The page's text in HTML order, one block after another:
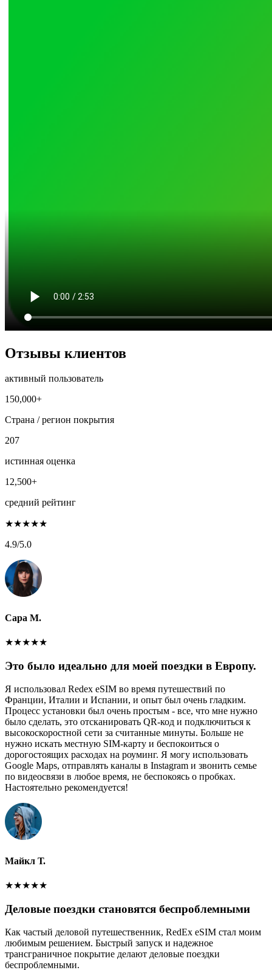
Отзывы клиентов
активный пользователь
150,000+
Страна / регион покрытия
207
истинная оценка
12,500+
средний рейтинг
★★★★★
4.9/5.0
Сара М.
★★★★★
Это было идеально для моей поездки в Европу.
Я использовал Redex eSIM во время путешествий по
Франции, Италии и Испании, и опыт был очень гладким.
Процесс установки был очень простым - все, что мне нужно
было сделать, это отсканировать QR-код и подключиться к
высокоскоростной сети за считанные минуты. Больше не
нужно искать местную SIM-карту и беспокоиться о
дорогостоящих расходах на роуминг. Я могу использовать
Google Maps, отправлять каналы в Instagram и звонить семье
по видеосвязи в любое время, не беспокоясь о пробках.
Настоятельно рекомендуется!
Майкл Т.
★★★★★
Деловые поездки становятся беспроблемными
Как частый деловой путешественник, RedEx eSIM стал моим
любимым решением. Быстрый запуск и надежное
трансграничное покрытие делают деловые поездки
беспроблемными.